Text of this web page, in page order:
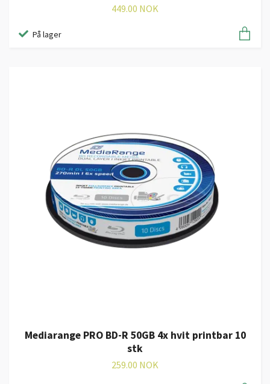
449.00 NOK
På lager
Mediarange PRO BD-R 50GB 4x hvit printbar 10
stk
259.00 NOK